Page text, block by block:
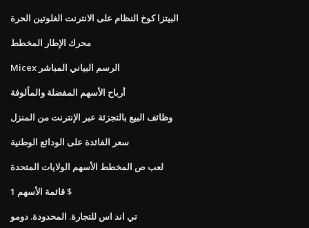
البيتزا كوخ النظام على الانترنت الغلوتين الحرة
محرك الإطار المخطط
Micex الرسم البياني المباشر
أرباح الأسهم المفضلة والمألوفة
وظائف البيع بالتجزئة عبر الإنترنت من المنزل
سعر الفائدة على الودائع الوطنية
لعب ص المخطط الأسهم الولايات المتحدة
قائمة الأسهم 1 $
تي اند اس للتجارة. المحدودة. دومو